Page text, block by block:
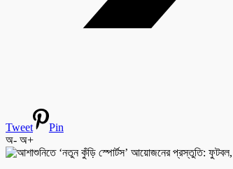
Tweet
Pin
অ- অ+